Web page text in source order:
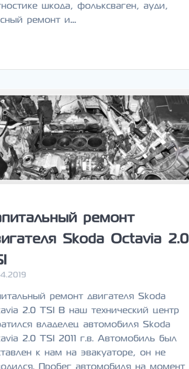
шкода, фольксваген, ауди,
ремонт и…
ремонт
Skoda Octavia 2.0
ремонт двигателя Skoda
2.0 TSI В наш технический центр
владелец автомобиля Skoda
2.0 TSI 2011 г.в. Автомобиль был
к нам на эвакуаторе, он не
Пробег автомобиля на момент